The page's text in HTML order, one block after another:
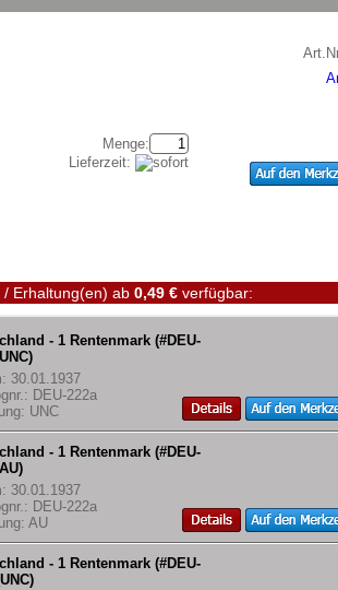
Menge:
Lieferzeit:
/ Erhaltung(en) ab 0,49 € verfügbar:
- 1 Rentenmark (#DEU-
30.01.1937
DEU-222a
UNC
- 1 Rentenmark (#DEU-
30.01.1937
DEU-222a
AU
- 1 Rentenmark (#DEU-